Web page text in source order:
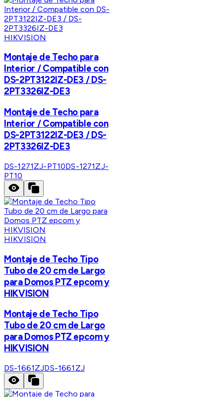
HIKVISION
Montaje de Techo para
Interior / Compatible con
DS-2PT3122IZ-DE3 / DS-
2PT3326IZ-DE3
Montaje de Techo para
Interior / Compatible con
DS-2PT3122IZ-DE3 / DS-
2PT3326IZ-DE3
DS-1271ZJ-PT10DS-1271ZJ-
PT10
HIKVISION
Montaje de Techo Tipo
Tubo de 20 cm de Largo
para Domos PTZ epcom y
HIKVISION
Montaje de Techo Tipo
Tubo de 20 cm de Largo
para Domos PTZ epcom y
HIKVISION
DS-1661ZJDS-1661ZJ